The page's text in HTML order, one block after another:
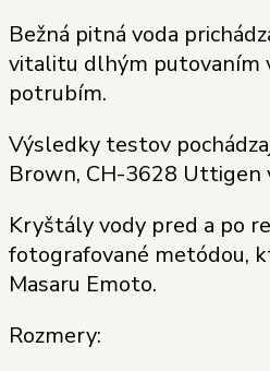
Bežná pitná voda
vitalitu dlhým putovaním
potrubím.
Výsledky testov
Brown, CH-3628 Uttigen
Kryštály vody pred a po
fotografované metódou,
Masaru Emoto.
Rozmery: